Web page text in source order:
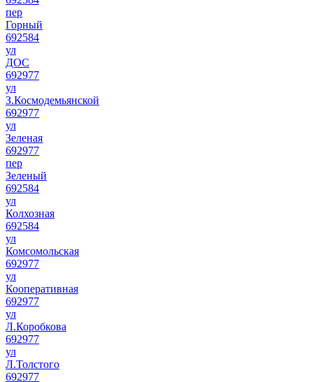
пер
Горный
692584
ул
ДОС
692977
ул
З.Космодемьянской
692977
ул
Зеленая
692977
пер
Зеленый
692584
ул
Колхозная
692584
ул
Комсомольская
692977
ул
Кооперативная
692977
ул
Л.Коробкова
692977
ул
Л.Толстого
692977